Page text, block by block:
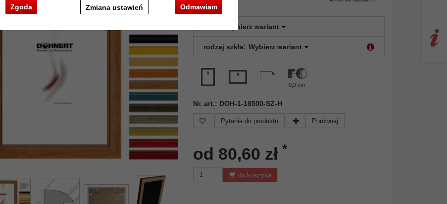
Zgoda Odmawiam
Zmiana ustawień
Wybierz wariant
rodzaj szkła: Wybierz wariant
0,9 cm
Nr. art.: DOH-1-18500-SZ-H
Pytania do produktu Porównaj
od 80,60 zł *
do koszyka